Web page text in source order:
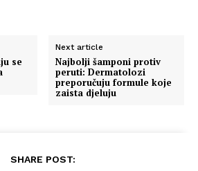
se
Next article
Najbolji šamponi protiv
peruti: Dermatolozi
preporučuju formule koje
zaista djeluju
SHARE POST: